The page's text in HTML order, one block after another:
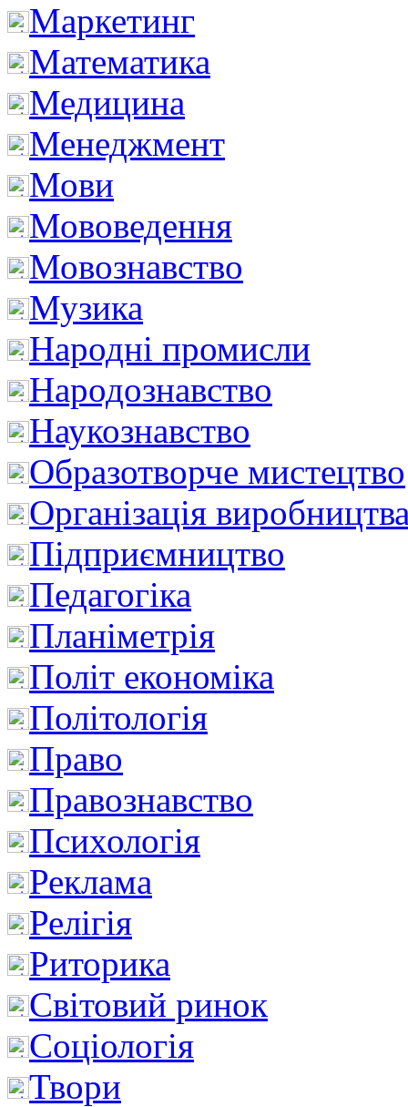
Маркетинг
Математика
Медицина
Менеджмент
Мови
Мововедення
Мовознавство
Музика
Народні промисли
Народознавство
Наукознавство
Образотворче мистецтво
Організація
Підприємництво
Педагогіка
Планіметрія
Політ економіка
Політологія
Право
Правознавство
Психологія
Реклама
Релігія
Риторика
Світовий ринок
Соціологія
Твори